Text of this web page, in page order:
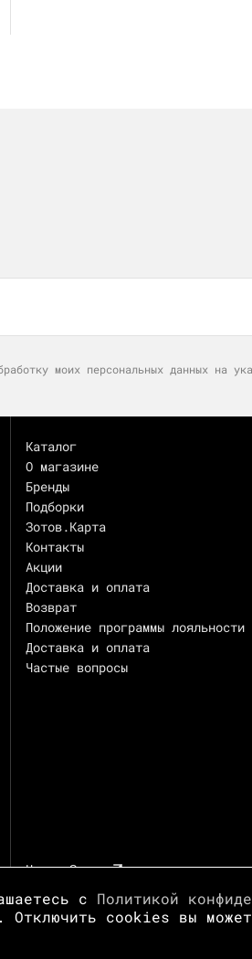
моих персональных данных на
Каталог
О магазине
Бренды
Подборки
Зотов.Карта
Контакты
Акции
Доставка и оплата
Возврат
Положение программы лояльности
Доставка и оплата
Частые вопросы
Центр Зотов
с Политикой
Отключить cookies вы